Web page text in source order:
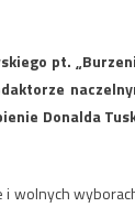
pt.
Donalda
wolnych